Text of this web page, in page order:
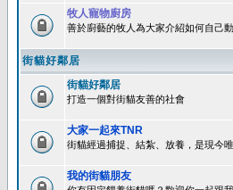
牧人寵物廚房
善於廚藝的牧人為大家介紹如何自己
街貓好鄰居
街貓好鄰居
打造一個對街貓友善的社會
大家一起來TNR
街貓經過捕捉、結紮、放養，是現今
我的街貓朋友